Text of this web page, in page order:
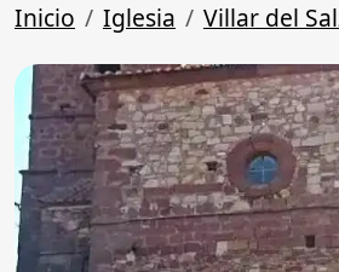
Inicio Iglesia Villar del